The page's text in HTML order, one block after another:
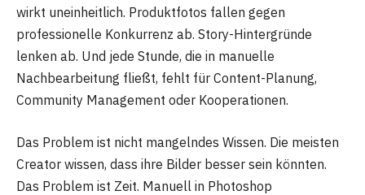
wirkt uneinheitlich. Produktfotos fallen gegen
professionelle Konkurrenz ab. Story-Hintergründe
lenken ab. Und jede Stunde, die in manuelle
Nachbearbeitung fließt, fehlt für Content-Planung,
Community Management oder Kooperationen.
Das Problem ist nicht mangelndes Wissen. Die meisten
Creator wissen, dass ihre Bilder besser sein könnten.
Das Problem ist Zeit. Manuell in Photoshop